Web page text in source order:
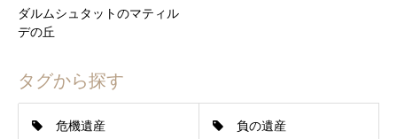
ダルムシュタットのマティル
デの丘
タグから探す
危機遺産 負の遺産